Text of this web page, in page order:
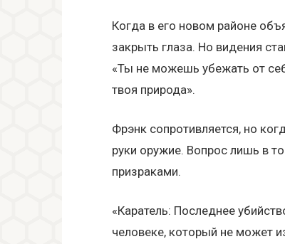
Когда в его новом районе
закрыть глаза. Но видения
«Ты не можешь убежать от
твоя природа».
Фрэнк сопротивляется, но
руки оружие. Вопрос лишь в
призраками.
«Каратель: Последнее
человеке, который не может